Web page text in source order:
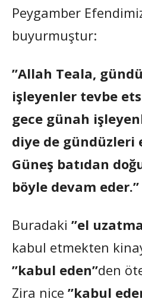
Peygamber
buyurmuştur:
”Allah Teala,
işleyenler tevbe
gece günah
diye de gündüzleri
Güneş batıdan
böyle devam eder.”
Buradaki ”el
kabul etmekten
”kabul eden”den
Zira nice ”kabul